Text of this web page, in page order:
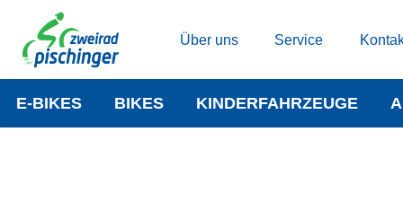
Über uns Service
E-BIKES BIKES KINDERFAHRZEUGE